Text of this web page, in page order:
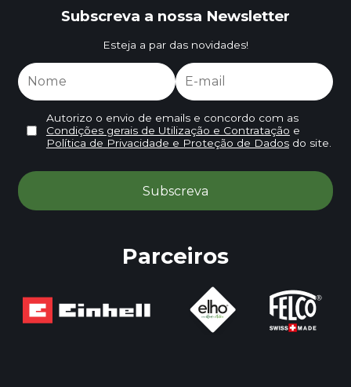
Subscreva a nossa Newsletter
Esteja a par das novidades!
Autorizo o envio de emails e concordo com as
Condições gerais de Utilização e Contratação e
Política de Privacidade e Proteção de Dadosdo site.
Parceiros